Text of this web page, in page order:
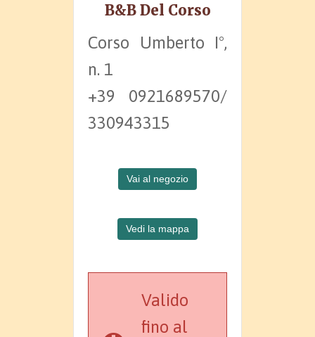
B&B Del Corso
Corso Umberto I°,
n. 1
+39 0921689570/
330943315
Vai al negozio
Vedi la mappa
Valido
fino al